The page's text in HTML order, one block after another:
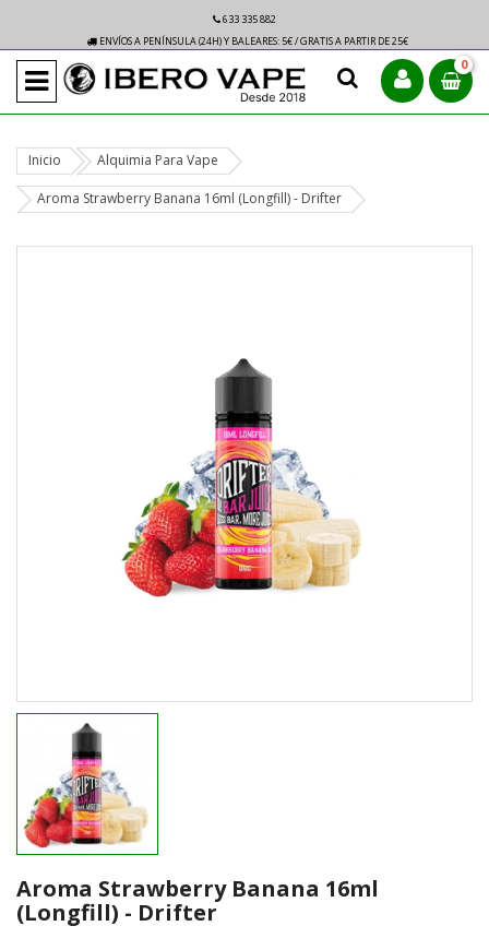
633 335 882
ENVÍOS A PENÍNSULA (24H) Y BALEARES: 5€ / GRATIS A PARTIR DE 25€
0
Inicio Alquimia Para Vape
Aroma Strawberry Banana 16ml (Longfill) - Drifter
Aroma Strawberry Banana 16ml
(Longfill) - Drifter